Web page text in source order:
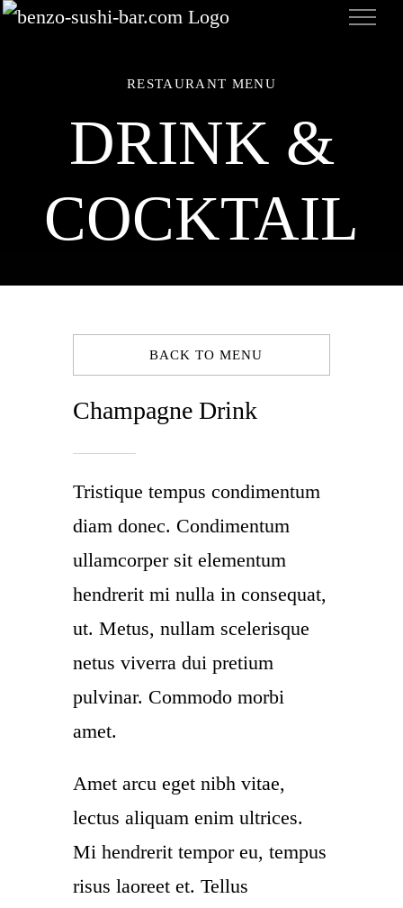
Zum
RESTAURANT MENU
DRINK &
COCKTAIL
BACK TO MENU
Champagne Drink
Tristique tempus condimentum
diam donec. Condimentum
ullamcorper sit elementum
hendrerit mi nulla in consequat,
ut. Metus, nullam scelerisque
netus viverra dui pretium
pulvinar. Commodo morbi
amet.
Amet arcu eget nibh vitae,
lectus aliquam enim ultrices.
Mi hendrerit tempor eu, tempus
risus laoreet et. Tellus